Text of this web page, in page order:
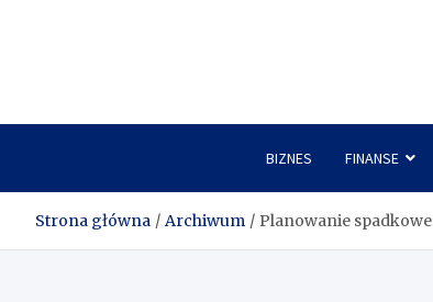
BIZNES FINANSE
Strona główna Archiwum Planowanie spadkowe